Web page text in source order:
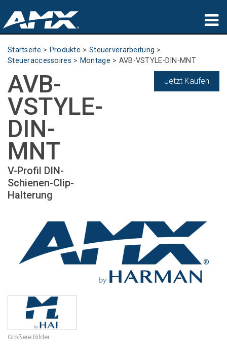
Produkte
Partners
Wo zu kaufen
Schulungen
Support
Über uns
Sprache/Region
Startseite > Produkte > Steuerverarbeitung >
Steueraccessoires > Montage > AVB-VSTYLE-DIN-MNT
AVB-
VSTYLE-
DIN-
MNT
V-Profil DIN-
Schienen-Clip-
Halterung
Jetzt Kaufen
Größere Bilder